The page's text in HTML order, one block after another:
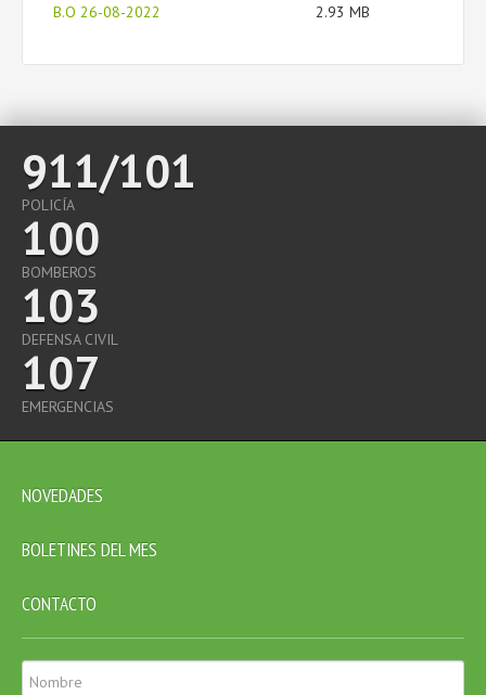
B.O 26-08-2022 2.93 MB
911/101
POLICÍA
100
BOMBEROS
103
DEFENSA CIVIL
107
EMERGENCIAS
NOVEDADES
BOLETINES DEL MES
CONTACTO